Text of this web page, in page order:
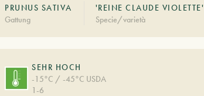
PRUNUS SATIVA
Gattung
'REINE CLAUDE VIOLETTE'
Specie/varietà
SEHR HOCH
-15°C / -45°C USDA
1-6